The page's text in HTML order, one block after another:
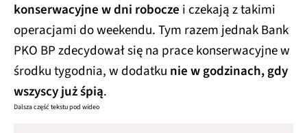
konserwacyjne w dni robocze i czekają z takimi
operacjami do weekendu. Tym razem jednak Bank
PKO BP zdecydował się na prace konserwacyjne w
środku tygodnia, w dodatku nie w godzinach, gdy
wszyscy już śpią.
Dalsza część tekstu pod wideo